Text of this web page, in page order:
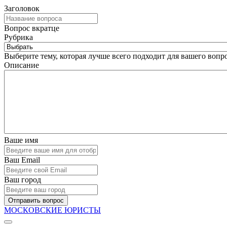
Заголовок
Вопрос вкратце
Рубрика
Выберите тему, которая лучше всего подходит для вашего
Описание
Ваше имя
Ваш Email
Ваш город
Отправить вопрос
МОСКОВСКИЕ ЮРИСТЫ